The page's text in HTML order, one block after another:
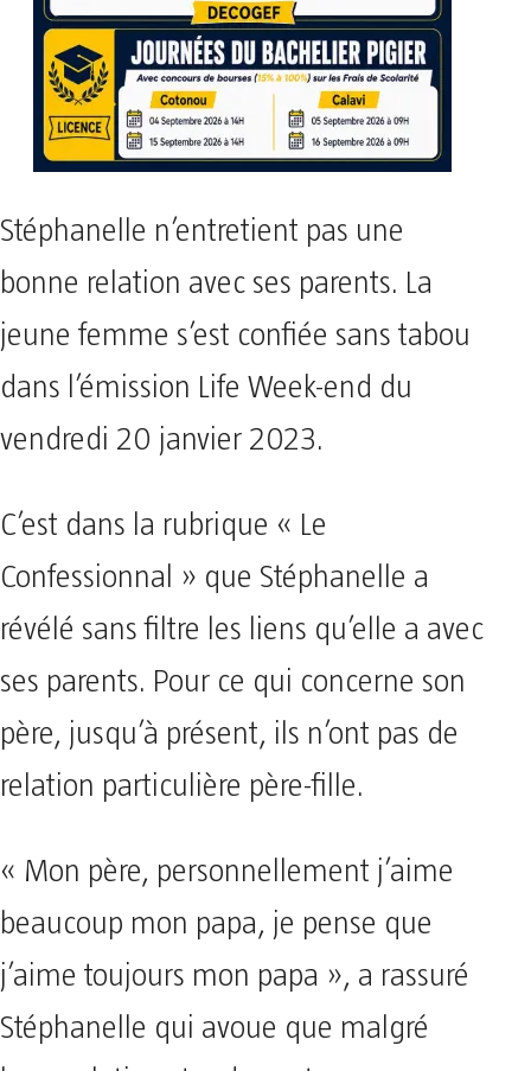
Stéphanelle n’entretient pas une
bonne relation avec ses parents. La
jeune femme s’est confiée sans tabou
dans l’émission Life Week-end du
vendredi 20 janvier 2023.
C’est dans la rubrique « Le
Confessionnal » que Stéphanelle a
révélé sans filtre les liens qu’elle a avec
ses parents. Pour ce qui concerne son
père, jusqu’à présent, ils n’ont pas de
relation particulière père-fille.
« Mon père, personnellement j’aime
beaucoup mon papa, je pense que
j’aime toujours mon papa », a rassuré
Stéphanelle qui avoue que malgré